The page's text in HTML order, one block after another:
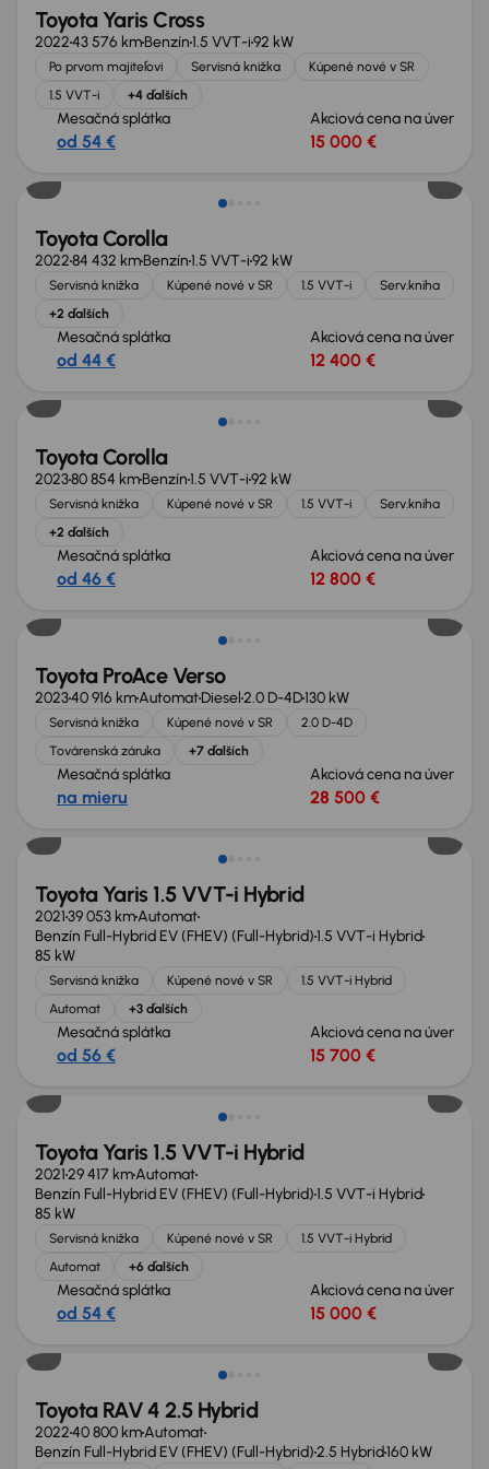
Toyota Yaris Cross
202243 576 kmBenzín1.5 VVT-i92 kW
Po prvom majiteľovi Servisná knižka
Kúpené nové v SR
1.5 VVT-i
+4 ďalších
Mesačná splátka
od 54 €
Akciová cena na úver
15 000 €
Zlacnené o 700 €
Toyota Corolla
202284 432 kmBenzín1.5 VVT-i92 kW
Servisná knižka Kúpené nové v SR 1.5 VVT-i
Serv.kniha
+2 ďalších
Mesačná splátka
od 44 €
Akciová cena na úver
12 400 €
Nové v ponuke
Toyota Corolla
202380 854 kmBenzín1.5 VVT-i92 kW
Servisná knižka Kúpené nové v SR 1.5 VVT-i
Serv.kniha
+2 ďalších
Mesačná splátka
od 46 €
Akciová cena na úver
12 800 €
Zlacnené o 500 €
Toyota ProAce Verso
202340 916 kmAutomatDiesel2.0 D-4D130 kW
Servisná knižka Kúpené nové v SR
2.0 D-4D
Továrenská záruka
+7 ďalších
Mesačná splátka
na mieru
Akciová cena na úver
28 500 €
Toyota Yaris 1.5 VVT-i Hybrid
202139 053 kmAutomat
Benzín Full-Hybrid EV (FHEV) (Full-Hybrid)1.5 VVT-i Hybrid
85 kW
Servisná knižka Kúpené nové v SR
1.5 VVT-i Hybrid
Automat
+3 ďalších
Mesačná splátka
od 56 €
Akciová cena na úver
15 700 €
Toyota Yaris 1.5 VVT-i Hybrid
202129 417 kmAutomat
Benzín Full-Hybrid EV (FHEV) (Full-Hybrid)1.5 VVT-i Hybrid
85 kW
Servisná knižka Kúpené nové v SR
1.5 VVT-i Hybrid
Automat
+6 ďalších
Mesačná splátka
od 54 €
Akciová cena na úver
15 000 €
Nové v ponuke
Toyota RAV 4 2.5 Hybrid
202240 800 kmAutomat
Benzín Full-Hybrid EV (FHEV) (Full-Hybrid)2.5 Hybrid160 kW